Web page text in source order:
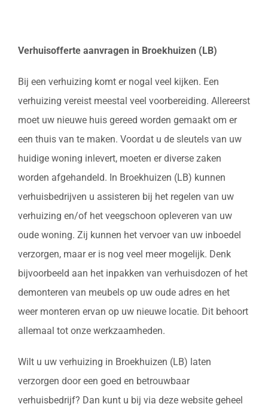
Verhuisofferte aanvragen in Broekhuizen (LB)
Bij een verhuizing komt er nogal veel kijken. Een
verhuizing vereist meestal veel voorbereiding. Allereerst
moet uw nieuwe huis gereed worden gemaakt om er
een thuis van te maken. Voordat u de sleutels van uw
huidige woning inlevert, moeten er diverse zaken
worden afgehandeld. In Broekhuizen (LB) kunnen
verhuisbedrijven u assisteren bij het regelen van uw
verhuizing en/of het veegschoon opleveren van uw
oude woning. Zij kunnen het vervoer van uw inboedel
verzorgen, maar er is nog veel meer mogelijk. Denk
bijvoorbeeld aan het inpakken van verhuisdozen of het
demonteren van meubels op uw oude adres en het
weer monteren ervan op uw nieuwe locatie. Dit behoort
allemaal tot onze werkzaamheden.
Wilt u uw verhuizing in Broekhuizen (LB) laten
verzorgen door een goed en betrouwbaar
verhuisbedrijf? Dan kunt u bij via deze website geheel